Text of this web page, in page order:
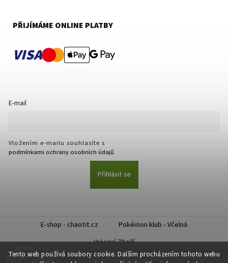
Tento web používá soubory cookie. Dalším procházením tohoto webu
PŘIJÍMÁME ONLINE PLATBY
VISA
E-mail
Vložením e-mailu souhlasíte s
podmínkami ochrany osobních údajů
Přihlásit se
E-shop - chaotit.cz
Pokémon klub - Včelná
Vrácení Zboží